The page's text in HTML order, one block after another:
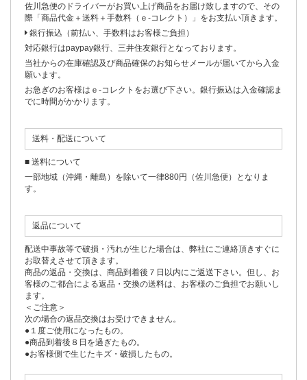
佐川急便のドライバーがお買い上げ商品をお届け致しますので、その
際「商品代金＋送料＋手数料（ｅ-コレクト）」をお支払い頂きます。
銀行振込（前払い、手数料はお客様ご負担）
対応銀行はpaypay銀行、三井住友銀行となっております。
当社からの在庫確認及び商品確保のお知らせメールが届いてから入金
願います。
お急ぎのお客様はｅ-コレクトをお選び下さい。銀行振込は入金確認ま
でに時間がかかります。
送料・配送について
■ 送料について
一部地域（沖縄・離島）を除いて一律880円（佐川急便）となりま
す。
返品について
配送中事故等で破損・汚れが生じた場合は、弊社にご連絡頂きすぐに
お取替えさせて頂きます。
商品の返品・交換は、商品到着後７日以内にご返送下さい。但し、お
客様のご都合による返品・交換の送料は、お客様のご負担でお願いし
ます。
＜ご注意＞
次の場合の返品交換はお受けできません。
●１度ご使用になったもの。
●商品到着後８日を過ぎたもの。
●お客様側で生じたキズ・破損したもの。